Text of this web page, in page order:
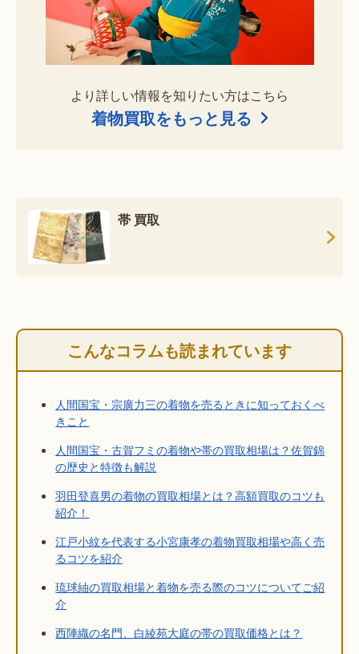
より詳しい情報を知りたい方はこちら
着物買取をもっと見る
帯 買取
こんなコラムも読まれています
人間国宝・宗廣力三の着物を売るときに知っておくべ
きこと
人間国宝・古賀フミの着物や帯の買取相場は？佐賀錦
の歴史と特徴も解説
羽田登喜男の着物の買取相場とは？高額買取のコツも
紹介！
江戸小紋を代表する小宮康孝の着物買取相場や高く売
るコツを紹介
琉球紬の買取相場と着物を売る際のコツについてご紹
介
西陣織の名門、白綾苑大庭の帯の買取価格とは？